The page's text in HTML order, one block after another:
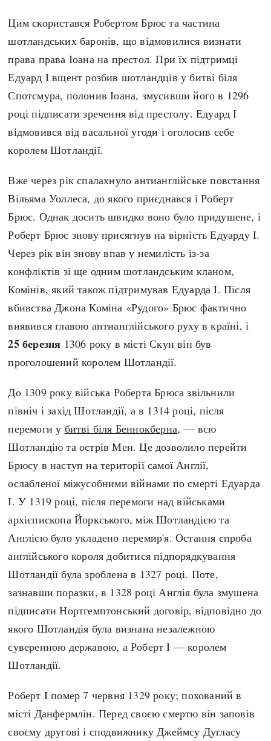
Африка
Європа
#Хештеги
Автори
Цим скористався Робертом Брюс та частина
шотландських баронів, що відмовилися визнати
права права Іоана на престол. При їх підтримці
Едуард I вщент розбив шотландців у битві біля
Спотсмура, полонив Іоана, змусивши його в 1296
році підписати зречення від престолу. Едуард I
відмовився від васальної угоди і оголосив себе
королем Шотландії.
Вже через рік спалахнуло антианглійське повстання
Вільяма Уоллеса, до якого приєднався і Роберт
Брюс. Однак досить швидко воно було придушене, і
Роберт Брюс знову присягнув на вірність Едуарду I.
Через рік він знову впав у немилість із-за
конфліктів зі ще одним шотландським кланом,
Комінів, який також підтримував Едуарда I. Після
вбивства Джона Коміна «Рудого» Брюс фактично
виявився главою антианглійського руху в країні, і
25 березня 1306 року в місті Скун він був
проголошений королем Шотландії.
До 1309 року війська Роберта Брюса звільнили
північ і захід Шотландії, а в 1314 році, після
перемоги у битві біля Беннокберна, — всю
Шотландію та острів Мен. Це дозволило перейти
Брюсу в наступ на території самої Англії,
ослабленої міжусобними війнами по смерті Едуарда
І. У 1319 році, після перемоги над військами
архієпископа Йоркського, між Шотландією та
Англією було укладено перемир'я. Остання спроба
англійського короля добитися підпорядкування
Шотландії була зроблена в 1327 році. Поте,
зазнавши поразки, в 1328 році Англія була змушена
підписати Нортгемптонський договір, відповідно до
якого Шотландія була визнана незалежною
суверенною державою, а Роберт I — королем
Шотландії.
Роберт I помер 7 червня 1329 року; похований в
місті Данфермлін. Перед своєю смертю він заповів
своєму другові і сподвижнику Джеймсу Дугласу